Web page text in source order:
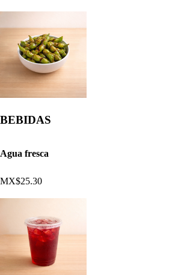
BEBIDAS
Agua fresca
MX$25.30